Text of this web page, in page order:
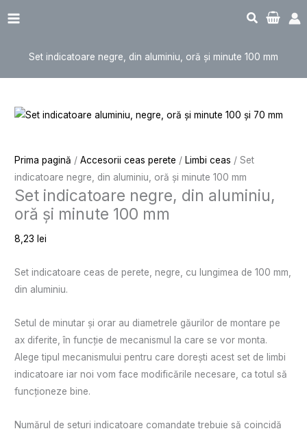
Main
Set indicatoare negre, din aluminiu, oră și minute 100 mm
Prima pagină /Accesorii ceas perete / Limbi ceas / Set
indicatoare negre, din aluminiu, oră și minute 100 mm
Set indicatoare negre, din aluminiu,
oră și minute 100 mm
8,23 lei
Set indicatoare ceas de perete, negre, cu lungimea de 100 mm,
din aluminiu.
Setul de minutar și orar au diametrele găurilor de montare pe
ax diferite, în funcție de mecanismul la care se vor monta.
Alege tipul mecanismului pentru care dorești acest set de limbi
indicatoare iar noi vom face modificările necesare, ca totul să
funcționeze bine.
Numărul de seturi indicatoare comandate trebuie să coincidă
negre,
din
oră
100
mm